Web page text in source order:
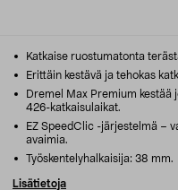
Katkaise ruostumatonta
Erittäin kestävä ja tehokas
Dremel Max Premium kestää
426-katkaisulaikat.
EZ SpeedClic -järjestelmä –
avaimia.
Työskentelyhalkaisija: 38 mm.
Lisätietoja